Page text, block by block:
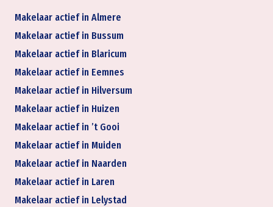
Makelaar actief in Almere
Makelaar actief in Bussum
Makelaar actief in Blaricum
Makelaar actief in Eemnes
Makelaar actief in Hilversum
Makelaar actief in Huizen
Makelaar actief in ’t Gooi
Makelaar actief in Muiden
Makelaar actief in Naarden
Makelaar actief in Laren
Makelaar actief in Lelystad